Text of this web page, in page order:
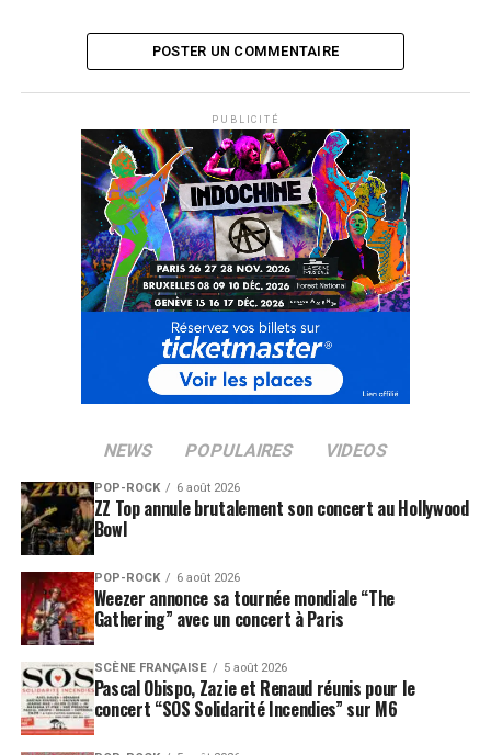
POSTER UN COMMENTAIRE
PUBLICITÉ
NEWS POPULAIRES VIDEOS
POP-ROCK 6 août 2026
ZZ Top annule brutalement son concert au Hollywood
Bowl
POP-ROCK 6 août 2026
Weezer annonce sa tournée mondiale “The
Gathering” avec un concert à Paris
SCÈNE FRANÇAISE 5 août 2026
Pascal Obispo, Zazie et Renaud réunis pour le
concert “SOS Solidarité Incendies” sur M6